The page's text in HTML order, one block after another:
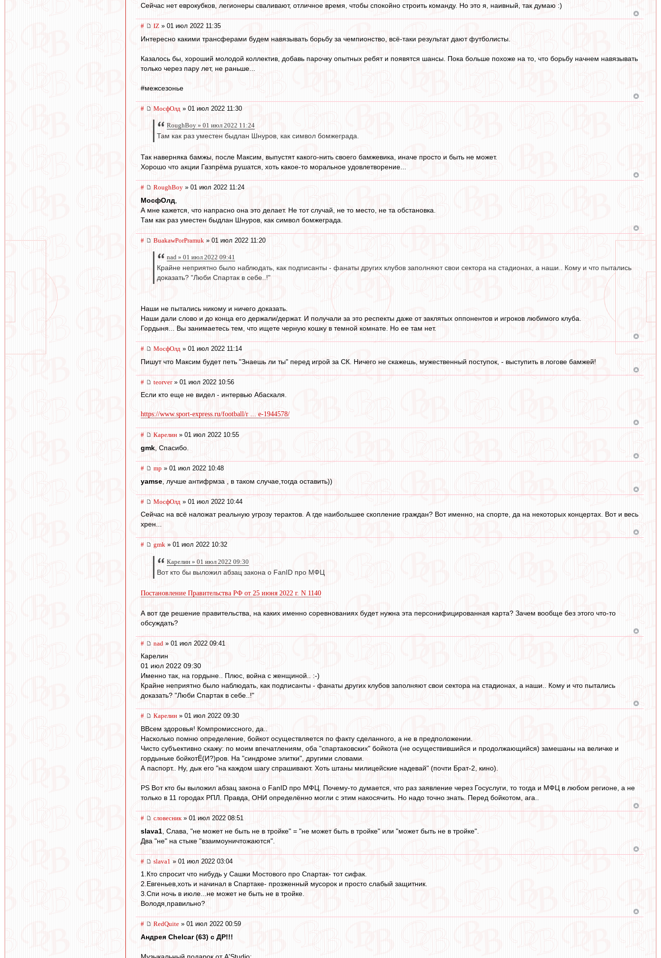
Сейчас нет еврокубков, легионеры сваливают, отличное время, чтобы спокойно строить команду. Но это я, наивный, так думаю :)
# IZ » 01 июл 2022 11:35
Интересно какими трансферами будем навязывать борьбу за чемпионство, всё-таки результат дают футболисты.
Казалось бы, хороший молодой коллектив, добавь парочку опытных ребят и появятся шансы. Пока больше похоже на то, что борьбу начнем навязывать
только через пару лет, не раньше...
#межсезонье
# МосфОлд » 01 июл 2022 11:30
RoughBoy » 01 июл 2022 11:24
Там как раз уместен быдлан Шнуров, как символ бомжеграда.
Так наверняка бамжы, после Максим, выпустят какого-нить своего бамжевика, иначе просто и быть не может.
Хорошо что акции Газпрёма рушатся, хоть какое-то моральное удовлетворение...
# RoughBoy » 01 июл 2022 11:24
МосфОлд
А мне кажется, что напрасно она это делает. Не тот случай, не то место, не та обстановка.
Там как раз уместен быдлан Шнуров, как символ бомжеграда.
# BuakawPorPramuk » 01 июл 2022 11:20
nad » 01 июл 2022 09:41
Крайне неприятно было наблюдать, как подписанты - фанаты других клубов заполняют свои сектора на стадионах, а наши.. Кому и что пытались
доказать? "Люби Спартак в себе..!"
Наши не пытались никому и ничего доказать.
Наши дали слово и до конца его держали/держат. И получали за это респекты даже от заклятых оппонентов и игроков любимого клуба.
Гордыня... Вы занимаетесь тем, что ищете черную кошку в темной комнате. Но ее там нет.
# МосфОлд » 01 июл 2022 11:14
Пишут что Максим будет петь "Знаешь ли ты" перед игрой за СК. Ничего не скажешь, мужественный поступок, - выступить в логове бамжей!
# teorver» 01 июл 2022 10:56
Если кто еще не видел - интервью Абаскаля.
https://www.sport-express.ru/football/r ... e-1944578/
# Карелин » 01 июл 2022 10:55
gmk , Спасибо.
# mp » 01 июл 2022 10:48
yamse , лучше антифрмза , в таком случае,тогда оставить))
# МосфОлд » 01 июл 2022 10:44
Сейчас на всё наложат реальную угрозу терактов. А где наибольшее скопление граждан? Вот именно, на спорте, да на некоторых концертах. Вот и весь
хрен...
# gmk » 01 июл 2022 10:32
Карелин » 01 июл 2022 09:30
Вот кто бы выложил абзац закона о FanID про МФЦ
Постановление Правительства РФ от 25 июня 2022 г. N 1140
А вот где решение правительства, на каких именно соревнованиях будет нужна эта персонифицированная карта? Зачем вообще без этого что-то
обсуждать?
# nad » 01 июл 2022 09:41
Карелин
01 июл 2022 09:30
Именно так, на гордыне.. Плюс, война с женщиной.. :-)
Крайне неприятно было наблюдать, как подписанты - фанаты других клубов заполняют свои сектора на стадионах, а наши.. Кому и что пытались
доказать? "Люби Спартак в себе..!"
# Карелин » 01 июл 2022 09:30
ВВсем здоровья! Компромиссного, да..
Насколько помню определение, бойкот осуществляется по факту сделанного, а не в предположении.
Чисто субъективно скажу: по моим впечатлениям, оба "спартаковских" бойкота (не осуществившийся и продолжающийся) замешаны на величке и
гордыньке бойкотЁ(И?)ров. На "синдроме элитки", другими словами.
А паспорт.. Ну, дык его "на каждом шагу спрашивают. Хоть штаны милицейские надевай" (почти Брат-2, кино).
PS Вот кто бы выложил абзац закона о FanID про МФЦ. Почему-то думается, что раз заявление через Госуслуги, то тогда и МФЦ в любом регионе, а не
только в 11 городах РПЛ. Правда, ОНИ определённо могли с этим накосячить. Но надо точно знать. Перед бойкотом, ага..
# словесник » 01 июл 2022 08:51
slava1 , Слава, "не может не быть не в тройке" = "не может быть в тройке" или "может быть не в тройке".
Два "не" на стыке "взаимоуничтожаются".
# slava1 » 01 июл 2022 03:04
1.Кто спросит что нибудь у Сашки Мостового про Спартак- тот сифак.
2.Евгеньев,хоть и начинал в Спартаке- прозженный мусорок и просто слабый защитник.
3.Спи ночь в июле...не может не быть не в тройке.
Володя,правильно?
# RedQuite » 01 июл 2022 00:59
Андрея Chelcar (63) с ДР!!!
Музыкальный подарок от A'Studio: